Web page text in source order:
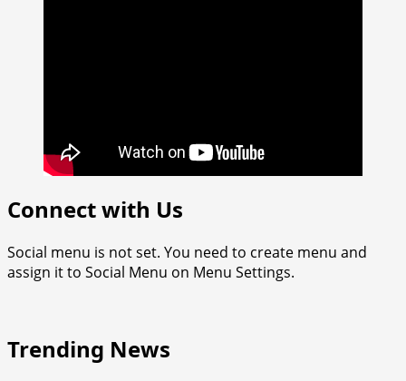
Connect with Us
Social menu is not set. You need to create menu and
assign it to Social Menu on Menu Settings.
Trending News